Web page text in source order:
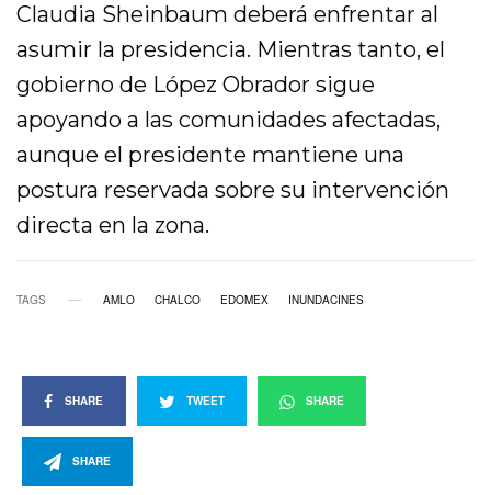
Claudia Sheinbaum deberá enfrentar al
asumir la presidencia. Mientras tanto, el
gobierno de López Obrador sigue
apoyando a las comunidades afectadas,
aunque el presidente mantiene una
postura reservada sobre su intervención
directa en la zona.
TAGS AMLO CHALCO EDOMEX INUNDACINES
SHARE TWEET SHARE
SHARE